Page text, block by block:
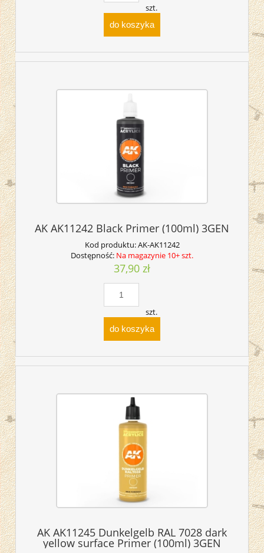
szt.
do koszyka
AK AK11242 Black Primer (100ml) 3GEN
Kod produktu:AK-AK11242
Dostępność: Na magazynie 10+ szt.
37,90 zł
szt.
do koszyka
AK AK11245 Dunkelgelb RAL 7028 dark
yellow surface Primer (100ml) 3GEN